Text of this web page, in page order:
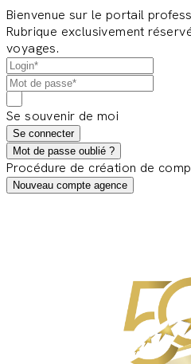
Bienvenue sur le portail
Rubrique exclusivement
voyages.
Se souvenir de moi
Se connecter
Mot de passe oublié ?
Procédure de création de
Nouveau compte agence